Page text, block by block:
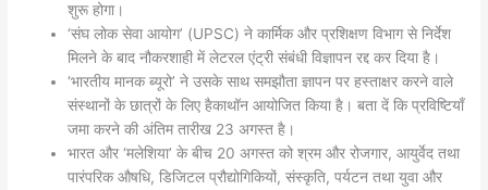
शुरू होगा।
‘संघ लोक सेवा आयोग’ (UPSC) ने कार्मिक और प्रशिक्षण विभाग से निर्देश
मिलने के बाद नौकरशाही में लेटरल एंट्री संबंधी विज्ञापन रद्द कर दिया है।
‘भारतीय मानक ब्‍यूरो’ ने उसके साथ समझौता ज्ञापन पर हस्‍ताक्षर करने वाले
संस्‍थानों के छात्रों के लिए हैकाथॉन आयोजित किया है। बता दें कि प्रविष्टियाँ
जमा करने की अंतिम तारीख 23 अगस्‍त है।
भारत और ‘मलेशिया’ के बीच 20 अगस्त को श्रम और रोजगार, आयुर्वेद तथा
पारंपरिक औषधि, डिजिटल प्रौद्योगिकियों, संस्कृति, पर्यटन तथा युवा और